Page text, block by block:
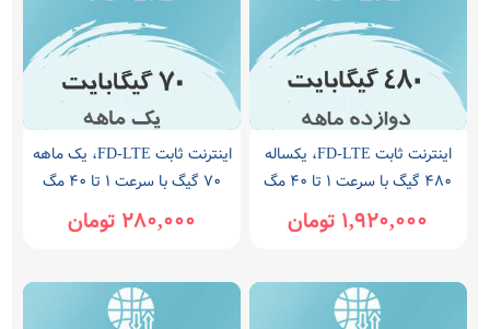
اینترنت ثابت FD-LTE، یکساله
480 گیگ با سرعت ۱ تا ۴۰ مگ
1,920,000 تومان
اینترنت ثابت FD-LTE، یک ماهه
70 گیگ با سرعت ۱ تا ۴۰ مگ
280,000 تومان